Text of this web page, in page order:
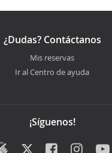
¿Dudas? Contáctanos
Mis reservas
Ir al Centro de ayuda
¡Síguenos!